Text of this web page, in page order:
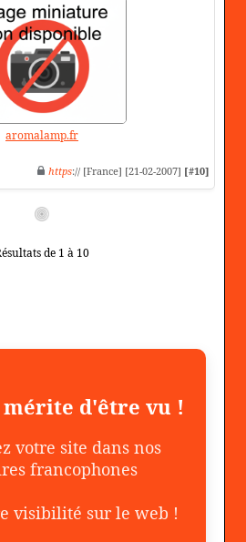
aromalamp.fr
https:// [France] [21-02-2007] [#10]
de 1 à 10
d'être vu !
votre site dans nos
francophones
visibilité sur le web !